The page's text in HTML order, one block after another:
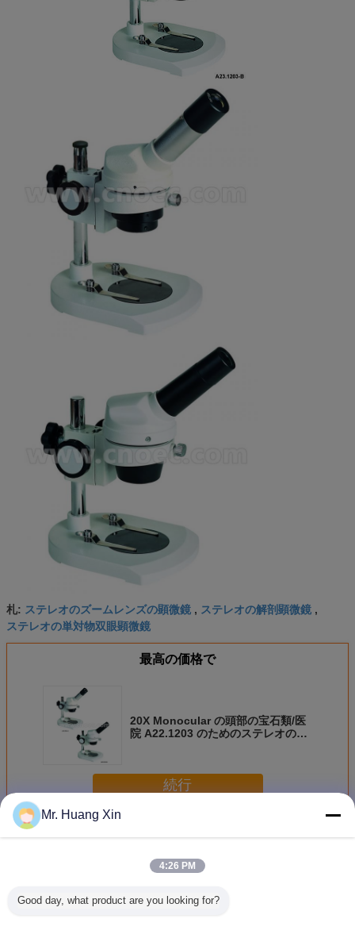
札: ステレオのズームレンズの顕微鏡 , ステレオの解剖顕微鏡 ,
ステレオの単対物双眼顕微鏡
最高の価格で
20X Monocular の頭部の宝石類/医
院 A22.1203 のためのステレオのズ
続行
多くステレオの光学顕微鏡
Mr. Huang Xin
4:26 PM
Good day, what product are you looking for?